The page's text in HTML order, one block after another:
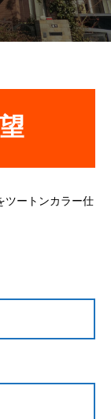
ツートンカラー仕